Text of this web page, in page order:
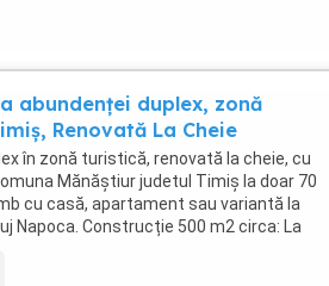
abundenței duplex, zonă
Renovată La Cheie
în zonă turistică, renovată la cheie, cu
Mănăștiur judetul Timiș la doar 70
cu casă, apartament sau variantă la
Napoca. Construcție 500 m2 circa: La